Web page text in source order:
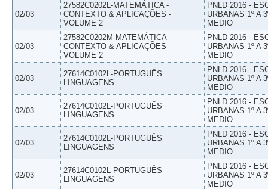
02/03
27582C0202L-MATEMÁTICA -
CONTEXTO & APLICAÇÕES -
VOLUME 2
PNLD 2016 -
URBANAS 1º A
MEDIO
02/03
27582C0202M-MATEMÁTICA -
CONTEXTO & APLICAÇÕES -
VOLUME 2
PNLD 2016 -
URBANAS 1º A
MEDIO
02/03
27614C0102L-PORTUGUÊS
LINGUAGENS
PNLD 2016 -
URBANAS 1º A
MEDIO
02/03
27614C0102L-PORTUGUÊS
LINGUAGENS
PNLD 2016 -
URBANAS 1º A
MEDIO
02/03
27614C0102L-PORTUGUÊS
LINGUAGENS
PNLD 2016 -
URBANAS 1º A
MEDIO
02/03
27614C0102L-PORTUGUÊS
LINGUAGENS
PNLD 2016 -
URBANAS 1º A
MEDIO